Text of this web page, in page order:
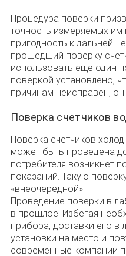
Процедура поверки
точность измеряемых им
пригодность к
прошедший поверку
использовать еще один
поверкой установлено,
причинам неисправен,
Поверка счетчиков
Поверка счетчиков
может быть проведена
потребителя возникнет
показаний. Такую
«внеочередной».
Проведение поверки в
в прошлое. Избегая
прибора, доставки его в
установки на место и
современные компании